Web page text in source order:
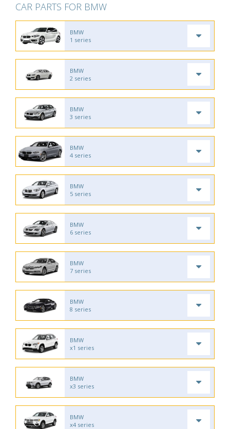
CAR PARTS FOR BMW
BMW
1 series
BMW
2 series
BMW
3 series
BMW
4 series
BMW
5 series
BMW
6 series
BMW
7 series
BMW
8 series
BMW
x1 series
BMW
x3 series
BMW
x4 series